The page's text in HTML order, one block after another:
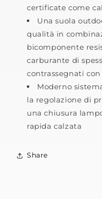
certificate come
Una suola
qualità in
bicomponente
carburante di
contrassegnati con
Moderno
la regolazione di
una chiusura
rapida calzata
Share